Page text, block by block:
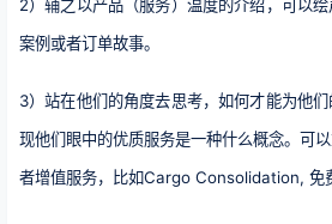
2）辅之以产品（服务）温度的介绍，可以
案例或者订单故事。
3）站在他们的角度去思考，如何才能为他
现他们眼中的优质服务是一种什么概念。可
者增值服务，比如Cargo Consolidation, 免